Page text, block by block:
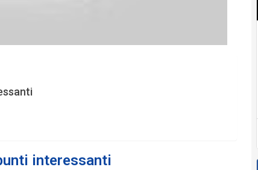
interessanti